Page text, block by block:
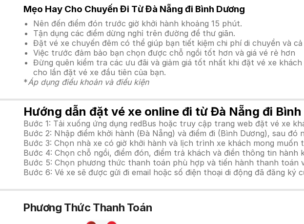
Mẹo Hay Cho Chuyến Đi Từ Đà Nẵng đi Bình Dương
Nên đến điểm đón trước giờ khởi hành khoảng 15 phút.
Tận dụng các điểm dừng nghỉ trên đường để thư giãn.
Đặt vé xe chuyến đêm có thể giúp bạn tiết kiệm chi phí di chuyển và
Việc trước đảm bảo bạn chọn được chỗ ngồi tốt hơn và giá vé rẻ hơn
Đừng quên kiểm tra các ưu đãi và giảm giá tốt nhất khi đặt vé xe
cho lần đặt vé xe đầu tiên của bạn.
*Áp dụng điều khoản và điều kiện
Hướng dẫn đặt vé xe online đi từ Đà Nẵng đi
Bước 1: Tải xuống ứng dụng redBus hoặc truy cập trang web đặt vé xe
Bước 2: Nhập điểm khởi hành (Đà Nẵng) và điểm đi (Bình Dương), sau đó
Bước 3: Chọn nhà xe có giờ khởi hành và lịch trình xe khách mong
Bước 4: Chọn chỗ ngồi, điểm đón, điểm trả khách và điền thông tin hành
Bước 5: Chọn phương thức thanh toán phù hợp và tiến hành thanh toán
Bước 6: Vé xe sẽ được gửi đi email hoặc số điện thoại di động đã đăng ký
Phương Thức Thanh Toán